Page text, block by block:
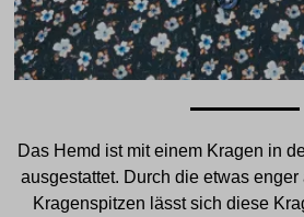
Das Hemd ist mit einem Kragen in
ausgestattet. Durch die etwas
Kragenspitzen lässt sich diese